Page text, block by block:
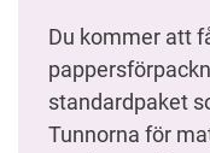
Du kommer att
standardpaket
Tunnorna för